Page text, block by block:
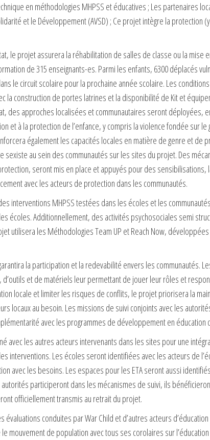
en méthodologies MHPSS et éducatives ; Les partenaires
et le Développement (AVSD) ; Ce projet intègre la protection
le projet assurera la réhabilitation de salles de classe ou la mise
de 315 enseignants-es. Parmi les enfants, 6300 déplacés
le circuit scolaire pour la prochaine année scolaire. Les
la construction de portes latrines et la disponibilité de Kit et
des approches localisées et communautaires seront déployées,
et à la protection de l’enfance, y compris la violence fondée sur
également les capacités locales en matière de genre et de
sexiste au sein des communautés sur les sites du projet. Des
seront mis en place et appuyés pour des
avec les acteurs de protection dans les communautés.
interventions MHPSS testées dans les écoles et les
écoles. Additionnellement, des activités psychosociales semi
utilisera les Méthodologies Team UP et Reach Now,
la participation et la redevabilité envers les communautés.
et de matériels leur permettant de jouer leur rôles et
locale et limiter les risques de conflits, le projet priorisera la
locaux au besoin. Les missions de suivi conjoints avec les
avec les programmes de développement en éducation
avec les autres acteurs intervenants dans les sites pour une
interventions. Les écoles seront identifiées avec les acteurs de
avec les besoins. Les espaces pour les ETA seront aussi
participeront dans les mécanismes de suivi, ils
officiellement transmis au retrait du projet.
évaluations conduites par War Child et d’autres acteurs
mouvement de population avec tous ses corolaires sur